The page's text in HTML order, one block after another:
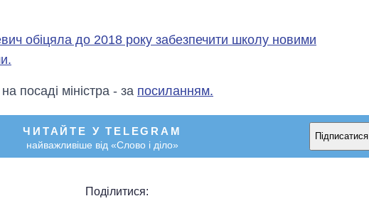
обіцяла до 2018 року забезпечити школу новими
посаді міністра - за посиланням.
ЧИТАЙТЕ У TELEGRAM
найважливіше від «Слово і діло»
Підписатися
Поділитися: